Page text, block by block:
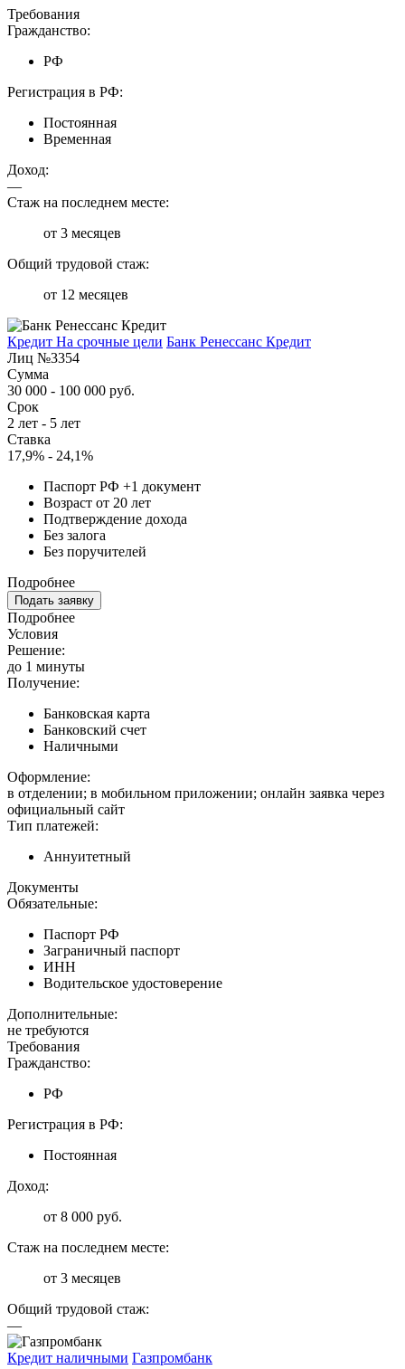
Требования
Гражданство:
РФ
Регистрация в РФ:
Постоянная
Временная
Доход:
—
Стаж на последнем месте:
от 3 месяцев
Общий трудовой стаж:
от 12 месяцев
Кредит На срочные цели Банк Ренессанс Кредит
Лиц №3354
Сумма
30 000 - 100 000 руб.
Срок
2 лет - 5 лет
Ставка
17,9% - 24,1%
Паспорт РФ +1 документ
Возраст от 20 лет
Подтверждение дохода
Без залога
Без поручителей
Подробнее
Подать заявку
Подробнее
Условия
Решение:
до 1 минуты
Получение:
Банковская карта
Банковский счет
Наличными
Оформление:
в отделении; в мобильном приложении; онлайн заявка через
официальный сайт
Тип платежей:
Аннуитетный
Документы
Обязательные:
Паспорт РФ
Заграничный паспорт
ИНН
Водительское удостоверение
Дополнительные:
не требуются
Требования
Гражданство:
РФ
Регистрация в РФ:
Постоянная
Доход:
от 8 000 руб.
Стаж на последнем месте:
от 3 месяцев
Общий трудовой стаж:
—
Кредит наличными Газпромбанк